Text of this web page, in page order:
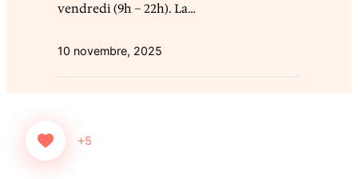
vendredi (9h – 22h). La…
10 novembre, 2025
+5